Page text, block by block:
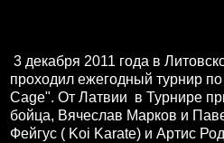
3 декабря 2011 года в
проходил ежегодный турнир
Cage". От Латвии в Турнире
бойца, Вячеслав Марков и
Фейгус ( Koi Karate) и Артис